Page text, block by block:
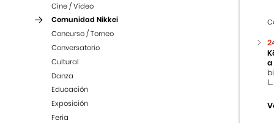
Cine / Video
Comunidad Nikkei
Concurso / Torneo
Conversatorio
Cultural
Danza
Educación
Exposición
Feria
a
l...